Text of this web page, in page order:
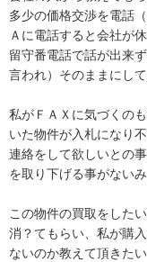
多少の価格交渉を電話
Ａに電話すると会社が
留守番電話で話が出来
言われ）そのままにして
私がＦＡＸに気づくの
いた物件が入札になり
連絡をして欲しいとの
を取り下げる事がないみ
この物件の買取をした
消？てもらい、私が購
ないのか教えて頂きたい